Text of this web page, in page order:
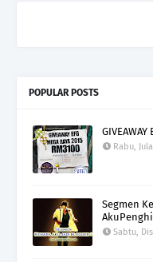
POPULAR POSTS
GIVEAWAY
Rabu,
Segmen
Sabtu,